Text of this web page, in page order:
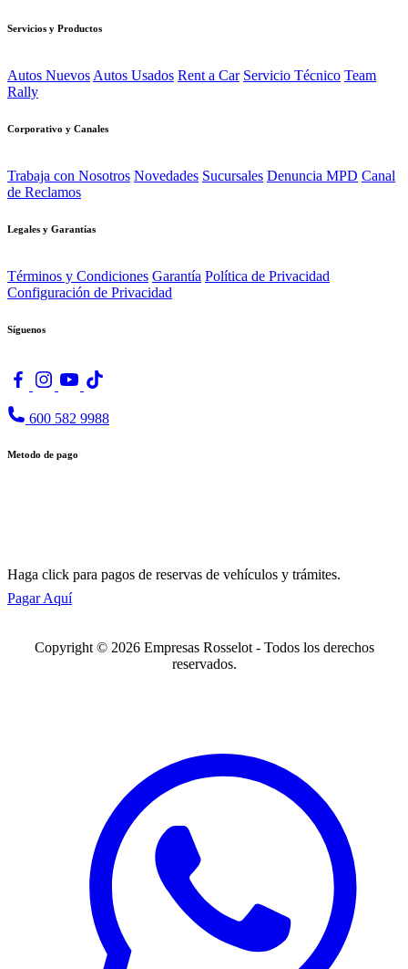
Servicios y Productos
Autos Nuevos Autos Usados Rent a Car Servicio Técnico Team
Rally
Corporativo y Canales
Trabaja con Nosotros Novedades Sucursales Denuncia MPD Canal
de Reclamos
Legales y Garantías
Términos y Condiciones Garantía Política de Privacidad
Configuración de Privacidad
Síguenos
600 582 9988
Metodo de pago
Haga click para pagos de reservas de vehículos y trámites.
Pagar Aquí
Copyright © 2026 Empresas Rosselot - Todos los derechos
reservados.